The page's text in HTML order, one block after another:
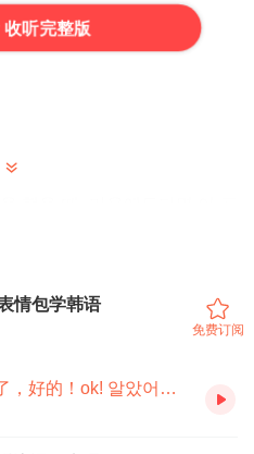
收听完整版
때 ,만약 여러분도 좋은 생각이
보내서 좋다는 표시를 해주세
情包学韩语
免费订阅
（韩中双语）50. OK，知道了，好的！ok! 알았어요~ 좋아요!